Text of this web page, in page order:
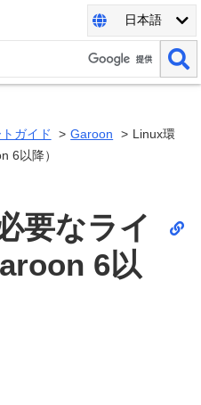
日本語
ガイド Garoon
Linux環
6以降）
要なライ
6以